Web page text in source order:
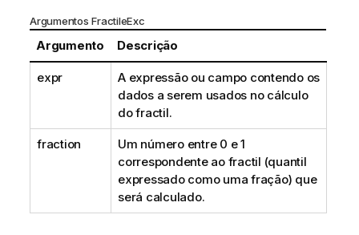
Argumentos FractileExc
Argumento Descrição
expr
A expressão ou campo contendo os
dados a serem usados no cálculo
do fractil.
fraction
Um número entre 0 e 1
correspondente ao fractil (quantil
expressado como uma fração) que
será calculado.